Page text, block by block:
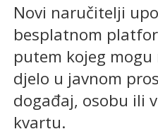
Novi naručitelji
besplatnom
putem kojeg
djelo u javnom
događaj, osobu ili
kvartu.